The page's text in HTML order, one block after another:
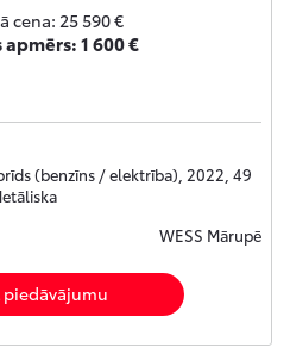
cena: 25 590 €
1 600 €
(benzīns / elektrība), 2022, 49
WESS Mārupē
piedāvājumu